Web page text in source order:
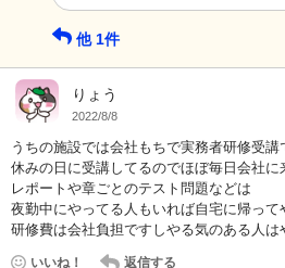
他 1件
りょう
2022/8/8
うちの施設では会社もちで実務者研修受講
休みの日に受講してるのでほぼ毎日会社
レポートや章ごとのテスト問題などは
夜勤中にやってる人もいれば自宅に帰って
研修費は会社負担ですしやる気のある人は
いいね！ 返信する